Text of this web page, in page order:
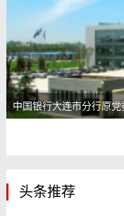
中国银行大连市分行原
头条推荐